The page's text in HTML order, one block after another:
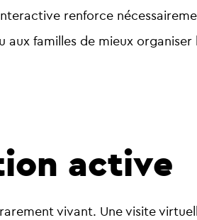
renforce
familles de mieux organiser
active
vivant. Une visite